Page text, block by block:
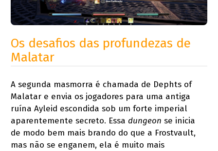
Os desafios das profundezas de
Malatar
A segunda masmorra é chamada de Dephts of
Malatar e envia os jogadores para uma antiga
ruína Ayleid escondida sob um forte imperial
aparentemente secreto. Essadungeon se inicia
de modo bem mais brando do que a Frostvault,
mas não se enganem, ela é muito mais